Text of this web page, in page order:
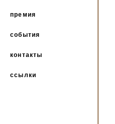
премия
события
контакты
ссылки